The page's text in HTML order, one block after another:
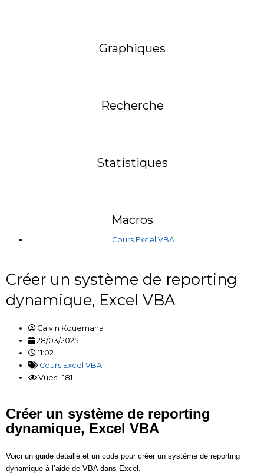
Graphiques
Recherche
Statistiques
Macros
Cours Excel VBA
Créer un système de reporting
dynamique, Excel VBA
Calvin Kouemaha
28/03/2025
11:02
Cours Excel VBA
Vues : 181
Créer un système de reporting
dynamique, Excel VBA
Voici un guide détaillé et un code pour créer un système de reporting
dynamique à l’aide de VBA dans Excel.